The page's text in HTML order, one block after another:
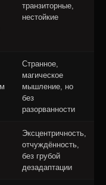
транзиторные,
нестойкие
Странное,
магическое
мышление, но
без
разорванности
Эксцентричность,
отчуждённость,
без грубой
дезадаптации